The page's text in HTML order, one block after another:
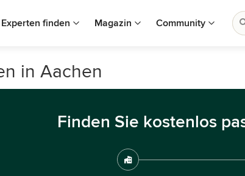
Experten finden Magazin Community
in Aachen
Finden Sie kostenlos